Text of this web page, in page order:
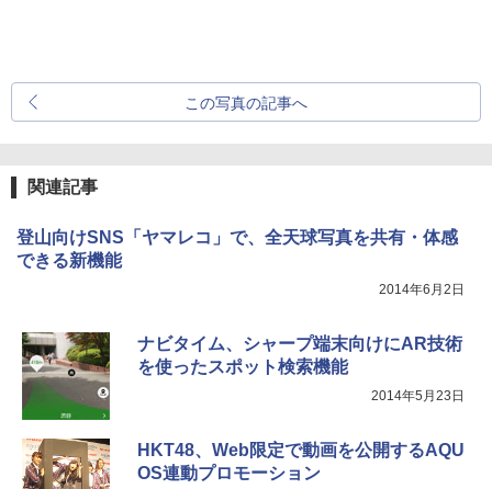
この写真の記事へ
関連記事
登山向けSNS「ヤマレコ」で、全天球写真を共有・体感
できる新機能
2014年6月2日
ナビタイム、シャープ端末向けにAR技術
を使ったスポット検索機能
2014年5月23日
HKT48、Web限定で動画を公開するAQU
OS連動プロモーション